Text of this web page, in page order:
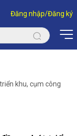
Đăng nhập/Đăng ký
khu, cụm công